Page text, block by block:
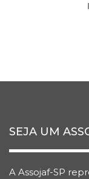
SEJA UM
A Assojaf-SP